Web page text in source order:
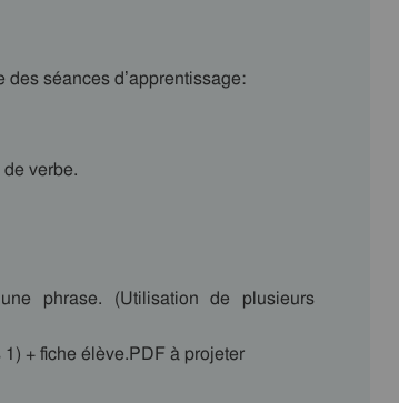
séances d’apprentissage:
verbe.
phrase. (Utilisation de plusieurs
+ fiche élève.PDF à projeter